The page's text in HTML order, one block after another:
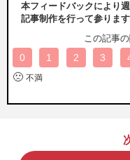
本フィードバックにより
記事制作を行って参りま
この記事
0 1 2 3
🙁 不満